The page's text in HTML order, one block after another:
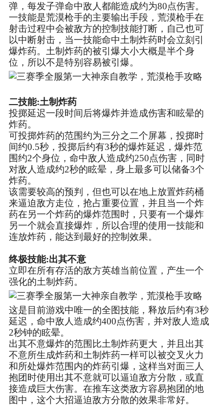
弹，每发子弹命中敌人都能造成约为80点伤害。
一技能是荒漠枪手的主要输出手段，荒漠枪手在
射击过程中会被敌方的控制技能打断，自己也可
以中断射击，当一技能命中土制炸药时会立刻引
爆炸药。土制炸药的被引爆大小大概是半个身
位，所以不是特别容易被引爆。
二技能:土制炸药
投掷延迟一段时间后将爆炸并造成伤害和眩晕的
炸药。
可投掷炸药的范围约为三分之二个屏幕，投掷时
间约0.5秒，投掷后约有3秒的爆炸延迟，爆炸范
围约2个身位，命中敌人造成约250点伤害，同时
对敌人造成约2秒的眩晕，身上最多可以储备3个
炸药。
该需要较高的预判，但也可以在地上放置炸药桶
来逼迫敌方走位，抢占重要位置，并且当一个炸
药在另一个炸药的爆炸范围时，只要有一个爆炸
另一个就会直接爆炸，所以合理的使用一技能和
连放炸药，能达到最好的控制效果。
终极技能:出其不意
立即在所有存活的敌方英雄当前位置，产生一个
强化的土制炸药。
这是目前游戏中唯一的全图技能，释放后约有3秒
延迟，命中敌人造成约400点伤害，并对敌人造成
2秒钟的眩晕。
出其不意爆炸的范围比土制炸药更大，并且出其
不意所生成炸药和土制炸药一样可以被交叉火力
和所处爆炸范围内的炸药引爆，这样当对面三人
抱团时使用出其不意就可以逼迫敌方分散，或直
接造成巨大伤害。在推车这类敌方容易抱团的地
图中，这个大招逼迫敌方分散的效果非常好。